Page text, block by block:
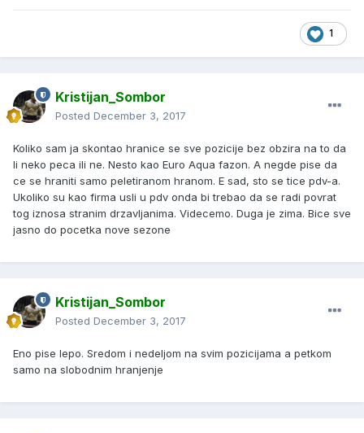
1
Kristijan_Sombor
Posted December 3, 2017
Koliko sam ja skontao hranice se sve pozicije bez obzira na to da
li neko peca ili ne. Nesto kao Euro Aqua fazon. A negde pise da
ce se hraniti samo peletiranom hranom. E sad, sto se tice pdv-a.
Ukoliko su kao firma usli u pdv onda bi trebao da se radi povrat
tog iznosa stranim drzavljanima. Videcemo. Duga je zima. Bice sve
jasno do pocetka nove sezone
Kristijan_Sombor
Posted December 3, 2017
Eno pise lepo. Sredom i nedeljom na svim pozicijama a petkom
samo na slobodnim hranjenje